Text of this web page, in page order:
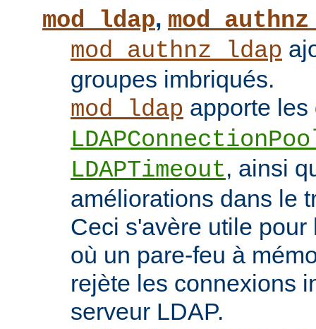
mod_ldap,
mod_authnz_ldap
groupes imbriqués.
mod_ldap apporte les
LDAPTimeout, ainsi
améliorations dans le
Ceci s'avère utile
où un pare-feu à
rejète les connexions
serveur LDAP.